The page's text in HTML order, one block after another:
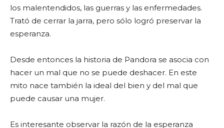
los malentendidos, las guerras y las enfermedades.
Trató de cerrar la jarra, pero sólo logró preservar la
esperanza.
Desde entonces la historia de Pandora se asocia con
hacer un mal que no se puede deshacer. En este
mito nace también la ideal del bien y del mal que
puede causar una mujer.
Es interesante observar la razón de la esperanza